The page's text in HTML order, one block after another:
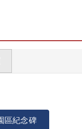
區紀念碑